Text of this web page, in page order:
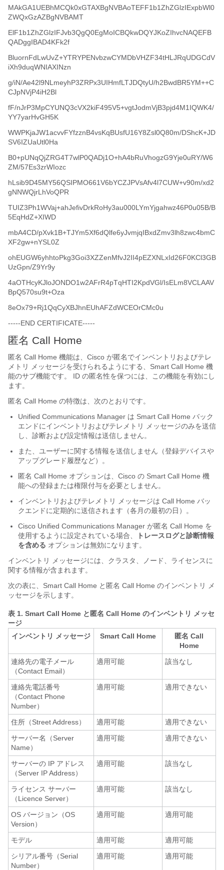
MAkGA1UEBhMCQk0xGTAXBgNVBAoTEFF1b1ZhZGlzIExpbWl0
ZWQxGzAZBgNVBAMT
ElF1b1ZhZGlzIFJvb3QgQ0EgMoICBQkwDQYJKoZIhvcNAQEFB
QADggIBAD4KFk2f
BluornFdLwUvZ+YTRYPENvbzwCYMDbVHZF34tHLJRqUDGCdV
iXh9duqWNIAXINzn
g/iN/Ae42l9NLmeyhP3ZRPx3UIHmfLTJDQtyU/h2BwdBR5YM++C
CJpNVjP4iH2Bl
fF/nJrP3MpCYUNQ3cVX2kiF495V5+vgtJodmVjB3pjd4M1IQWK4/
YY7yarHvGH5K
WWPKjaJW1acvvFYfzznB4vsKqBUsfU16Y8Zsl0Q80m/DShcK+JD
SV6IZUaUtl0Ha
B0+pUNqQjZRG4T7wlP0QADj1O+hA4bRuVhogzG9Yje0uRY/W6
ZM/57Es3zrWIozc
hLsib9D45MY56QSIPMO661V6bYCZJPVsAfv4l7CUW+v90m/xd2
gNNWQjrLhVoQPR
TUIZ3Ph1WVaj+ahJefivDrkRoHy3au000LYmYjgahwz46P0u05B/B
5EqHdZ+XIWD
mbA4CD/pXvk1B+TJYm5Xf6dQlfe6yJvmjqIBxdZmv3lh8zwc4bmC
XF2gw+nYSL0Z
ohEUGW6yhhtoPkg3Goi3XZZenMfvJ2II4pEZXNLxId26F0KCl3GB
UzGpn/Z9Yr9y
4aOTHcyKJloJONDO1w2AFrR4pTqHTI2KpdVGl/IsELm8VCLAAV
BpQ570su9t+Oza
8eOx79+Rj1QqCyXBJhnEUhAFZdWCEOrCMc0u
-----END CERTIFICATE-----
匿名 Call Home
匿名 Call Home 機能は、Cisco が匿名でインベントリおよびテレ
メトリ メッセージを受けられるようにする、Smart Call Home 機
能のサブ機能です。 ID の匿名性を保つには、この機能を有効にし
ます。
匿名 Call Home の特徴は、次のとおりです。
Unified Communications Manager は Smart Call Home バック
エンドにインベントリおよびテレメトリ メッセージのみを送信
し、診断および設定情報は送信しません。
また、ユーザーに関する情報を送信しません（登録デバイスや
アップグレード履歴など）。
匿名 Call Home オプションは、Cisco の Smart Call Home 機
能への登録または権限付与を必要としません。
インベントリおよびテレメトリ メッセージは Call Home バッ
クエンドに定期的に送信されます（各月の最初の日）。
Cisco Unified Communications Manager が匿名 Call Home を
使用するように設定されている場合、
トレースログと診断情報
を含める オプションは無効になります。
インベントリ メッセージには、クラスタ、ノード、ライセンスに
関する情報が含まれます。
次の表に、Smart Call Home と匿名 Call Home のインベントリ メ
ッセージを示します。
表 1. Smart Call Home と匿名 Call Home のインベントリ メッセ
ージ
インベントリ メッセージ
Smart Call Home
匿名 Call
Home
連絡先の電子メール
（Contact Email）
適用可能 該当なし
連絡先電話番号
（Contact Phone
Number）
適用可能 適用できない
住所（Street Address） 適用可能
適用できない
サーバー名（Server
Name）
適用可能 適用できない
サーバーの IP アドレス
（Server IP Address）
適用可能 該当なし
ライセンス サーバー
（Licence Server）
適用可能 該当なし
OS バージョン（OS
Version）
適用可能 適用可能
モデル 適用可能
適用可能
シリアル番号（Serial
Number）
適用可能 適用可能